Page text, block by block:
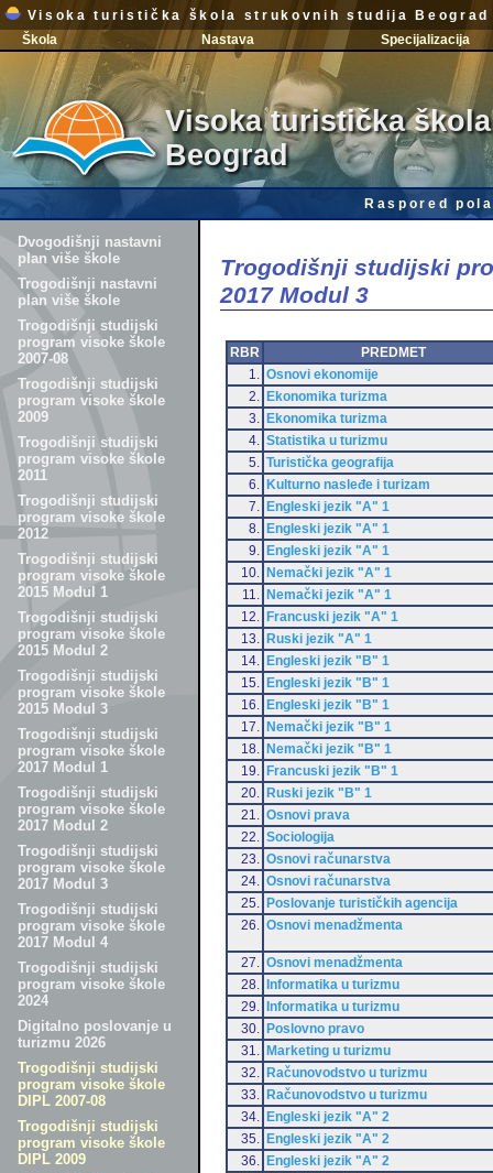
Visoka turistička škola strukovnih studija Beograd
Škola
Nastava Specijalizacija
Visoka turistička
Beograd
Raspored
Dvogodišnji nastavni
plan više škole
Trogodišnji nastavni
plan više škole
Trogodišnji studijski
program visoke škole
2007-08
Trogodišnji studijski
program visoke škole
2009
Trogodišnji studijski
program visoke škole
2011
Trogodišnji studijski
program visoke škole
2012
Trogodišnji studijski
program visoke škole
2015 Modul 1
Trogodišnji studijski
program visoke škole
2015 Modul 2
Trogodišnji studijski
program visoke škole
2015 Modul 3
Trogodišnji studijski
program visoke škole
2017 Modul 1
Trogodišnji studijski
program visoke škole
2017 Modul 2
Trogodišnji studijski
program visoke škole
2017 Modul 3
Trogodišnji studijski
program visoke škole
2017 Modul 4
Trogodišnji studijski
program visoke škole
2024
Digitalno poslovanje u
turizmu 2026
Trogodišnji studijski
program visoke škole
DIPL 2007-08
Trogodišnji studijski
program visoke škole
DIPL 2009
Trogodišnji studijski
2017 Modul 3
RBR
PREDMET
1.
Osnovi ekonomije
2.
Ekonomika turizma
3.
Ekonomika turizma
4.
Statistika u turizmu
5.
Turistička geografija
6.
Kulturno nasleđe i turizam
7.
Engleski jezik "A" 1
8.
Engleski jezik "A" 1
9.
Engleski jezik "A" 1
10.
Nemački jezik "A" 1
11.
Nemački jezik "A" 1
12.
Francuski jezik "A" 1
13.
Ruski jezik "A" 1
14.
Engleski jezik "B" 1
15.
Engleski jezik "B" 1
16.
Engleski jezik "B" 1
17.
Nemački jezik "B" 1
18.
Nemački jezik "B" 1
19.
Francuski jezik "B" 1
20.
Ruski jezik "B" 1
21.
Osnovi prava
22.
Sociologija
23.
Osnovi računarstva
24.
Osnovi računarstva
25.
Poslovanje turističkih agencija
26.
Osnovi menadžmenta
27.
Osnovi menadžmenta
28.
Informatika u turizmu
29.
Informatika u turizmu
30.
Poslovno pravo
31.
Marketing u turizmu
32.
Računovodstvo u turizmu
33.
Računovodstvo u turizmu
34.
Engleski jezik "A" 2
35.
Engleski jezik "A" 2
36.
Engleski jezik "A" 2